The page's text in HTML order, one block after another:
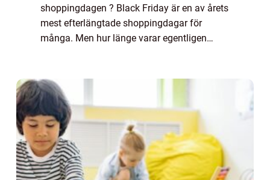
shoppingdagen ? Black Friday är en av årets
mest efterlängtade shoppingdagar för
många. Men hur länge varar egentligen
länge Black ...